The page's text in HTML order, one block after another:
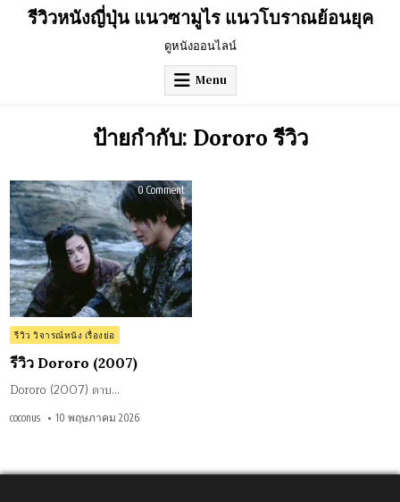
รีวิวหนังญี่ปุ่น แนวซามูไร แนวโบราณย้อนยุค
ดูหนังออนไลน์
Menu
ป้ายกำกับ: Dororo รีวิว
0 Commenton
รีวิว
Dororo
(2007)
Posted
in
รีวิว วิจารณ์หนัง เรื่องย่อ
รีวิว Dororo (2007)
Dororo (2007) ดาบ…
coconus 10 พฤษภาคม 2026